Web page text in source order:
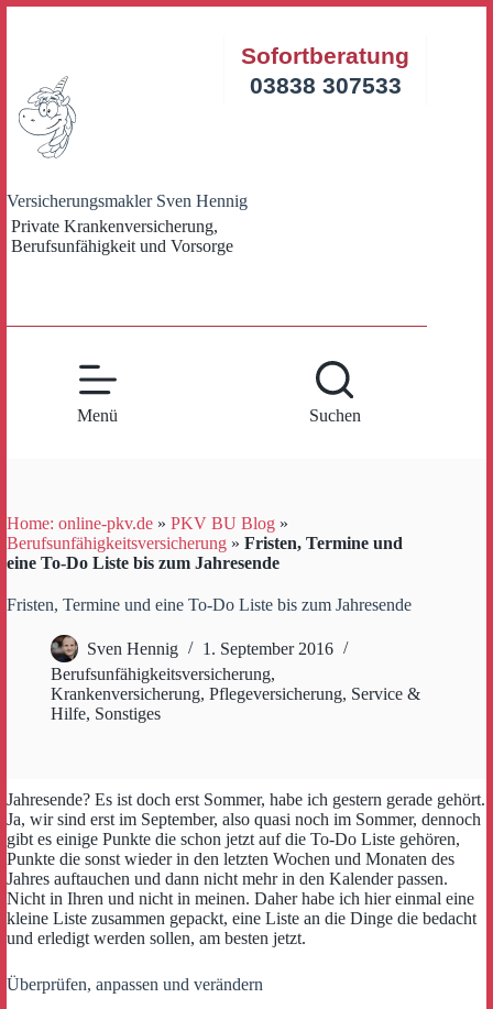
Versicherungsmakler Sven Hennig
Private Krankenversicherung,
Berufsunfähigkeit und Vorsorge
Sofortberatung
03838 307533
Menü Suchen
Home: online-pkv.de » PKV BU Blog »
Berufsunfähigkeitsversicherung » Fristen, Termine und
eine To-Do Liste bis zum Jahresende
Fristen, Termine und eine To-Do Liste bis zum Jahresende
Sven Hennig
1. September 2016
Berufsunfähigkeitsversicherung,
Krankenversicherung, Pflegeversicherung, Service &
Hilfe, Sonstiges
Jahresende? Es ist doch erst Sommer, habe ich gestern gerade gehört.
Ja, wir sind erst im September, also quasi noch im Sommer, dennoch
gibt es einige Punkte die schon jetzt auf die To-Do Liste gehören,
Punkte die sonst wieder in den letzten Wochen und Monaten des
Jahres auftauchen und dann nicht mehr in den Kalender passen.
Nicht in Ihren und nicht in meinen. Daher habe ich hier einmal eine
kleine Liste zusammen gepackt, eine Liste an die Dinge die bedacht
und erledigt werden sollen, am besten jetzt.
Überprüfen, anpassen und verändern